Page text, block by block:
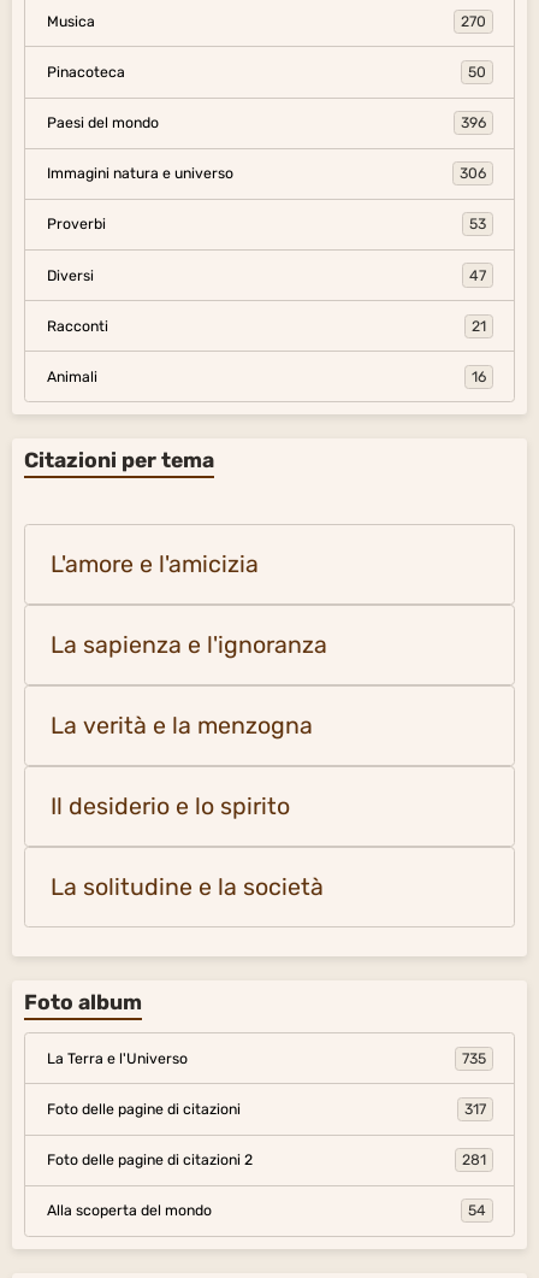
Musica 270
Pinacoteca 50
Paesi del mondo 396
Immagini natura e universo 306
Proverbi 53
Diversi 47
Racconti 21
Animali 16
Citazioni per tema
L'amore e l'amicizia
La sapienza e l'ignoranza
La verità e la menzogna
Il desiderio e lo spirito
La solitudine e la società
Foto album
La Terra e l'Universo 735
Foto delle pagine di citazioni 317
Foto delle pagine di citazioni 2 281
Alla scoperta del mondo 54